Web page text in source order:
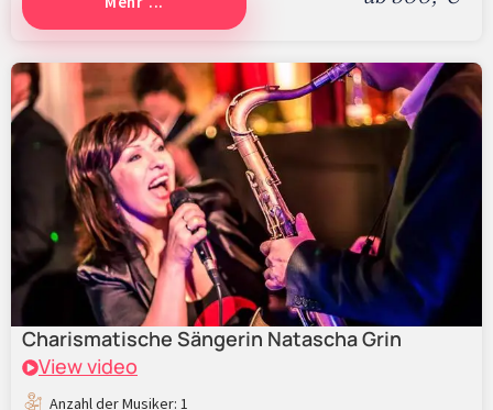
Charismatische Sängerin Natascha Grin
View video
Anzahl der Musiker: 1